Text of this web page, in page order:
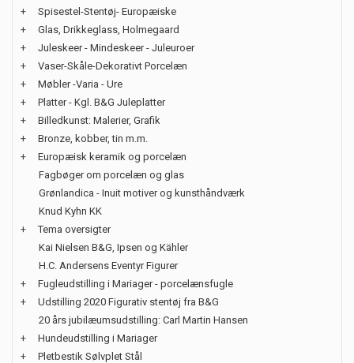
+
Spisestel-Stentøj- Europæiske
+
Glas, Drikkeglass, Holmegaard
+
Juleskeer - Mindeskeer - Juleuroer
+
Vaser-Skåle-Dekorativt Porcelæn
+
Møbler -Varia - Ure
+
Platter - Kgl. B&G Juleplatter
+
Billedkunst: Malerier, Grafik
+
Bronze, kobber, tin m.m.
+
Europæisk keramik og porcelæn
Fagbøger om porcelæn og glas
Grønlandica - Inuit motiver og kunsthåndværk
Knud Kyhn KK
+
Tema oversigter
Kai Nielsen B&G, Ipsen og Kähler
H.C. Andersens Eventyr Figurer
+
Fugleudstilling i Mariager - porcelænsfugle
+
Udstilling 2020 Figurativ stentøj fra B&G
20 års jubilæumsudstilling: Carl Martin Hansen
+
Hundeudstilling i Mariager
+
Pletbestik Sølvplet Stål